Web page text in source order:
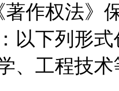
著作权法
以下列形
、工程技